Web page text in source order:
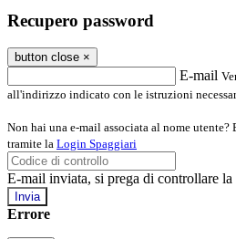
Recupero password
button close ×
E-mail
all'indirizzo indicato con le istruzioni
Non hai una e-mail associata al nome utente?
tramite la Login Spaggiari
E-mail inviata, si prega di controllare la
Errore